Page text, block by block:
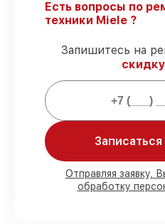
Точное
соблюдаем сроки
шкафа H 5461 B
клиентом.
Сервис с
восстановлению
официальной
Мы гарантируем:
80%работ с
90%
Есть вопросы по
техники Miele ?
Запишитесь на
Отправляя заявку,
обработку